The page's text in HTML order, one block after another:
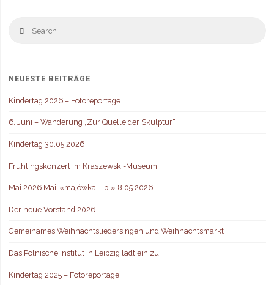
Search
NEUESTE BEITRÄGE
Kindertag 2026 – Fotoreportage
6. Juni – Wanderung „Zur Quelle der Skulptur“
Kindertag 30.05.2026
Frühlingskonzert im Kraszewski-Museum
Mai 2026 Mai-«majówka – pl» 8.05.2026
Der neue Vorstand 2026
Gemeinames Weihnachtsliedersingen und Weihnachtsmarkt
Das Polnische Institut in Leipzig lädt ein zu:
Kindertag 2025 – Fotoreportage